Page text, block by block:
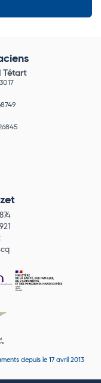
Tétart
depuis le 17 avril 2013